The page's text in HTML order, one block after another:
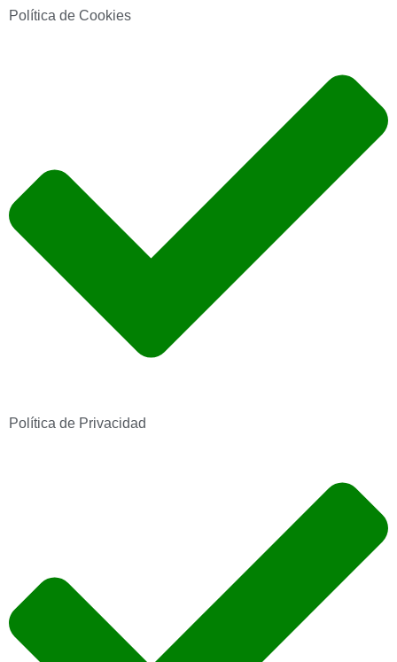
Política de Cookies
Política de Privacidad